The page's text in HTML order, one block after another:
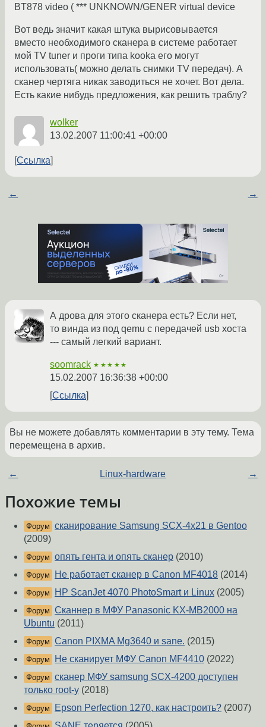
BT878 video ( *** UNKNOWN/GENER virtual device
Вот ведь значит какая штука вырисовывается
вместо необходимого сканера в системе работает
мой TV tuner и проги типа kooka его могут
использовать( можно делать снимки TV передач). А
сканер чертяга никак заводиться не хочет. Вот дела.
Есть какие нибудь предложения, как решить траблу?
wolker
13.02.2007 11:00:41 +00:00
Ссылка
← →
А дрова для этого сканера есть? Если нет,
то винда из под qemu с передачей usb хоста
--- самый легкий вариант.
soomrack ★★★★★
15.02.2007 16:36:38 +00:00
Ссылка
Вы не можете добавлять комментарии в эту тему. Тема
перемещена в архив.
← Linux-hardware →
Похожие темы
Форум сканирование Samsung SCX-4x21 в Gentoo
(2009)
Форум опять гента и опять сканер (2010)
Форум Не работает сканер в Canon MF4018 (2014)
Форум HP ScanJet 4070 PhotoSmart и Linux (2005)
Форум Сканнер в МФУ Panasonic KX-MB2000 на
Ubuntu (2011)
Форум Canon PIXMA Mg3640 и sane. (2015)
Форум Не сканирует МФУ Canon MF4410 (2022)
Форум сканер МФУ samsung SCX-4200 доступен
только root-у (2018)
Форум Epson Perfection 1270, как настроить? (2007)